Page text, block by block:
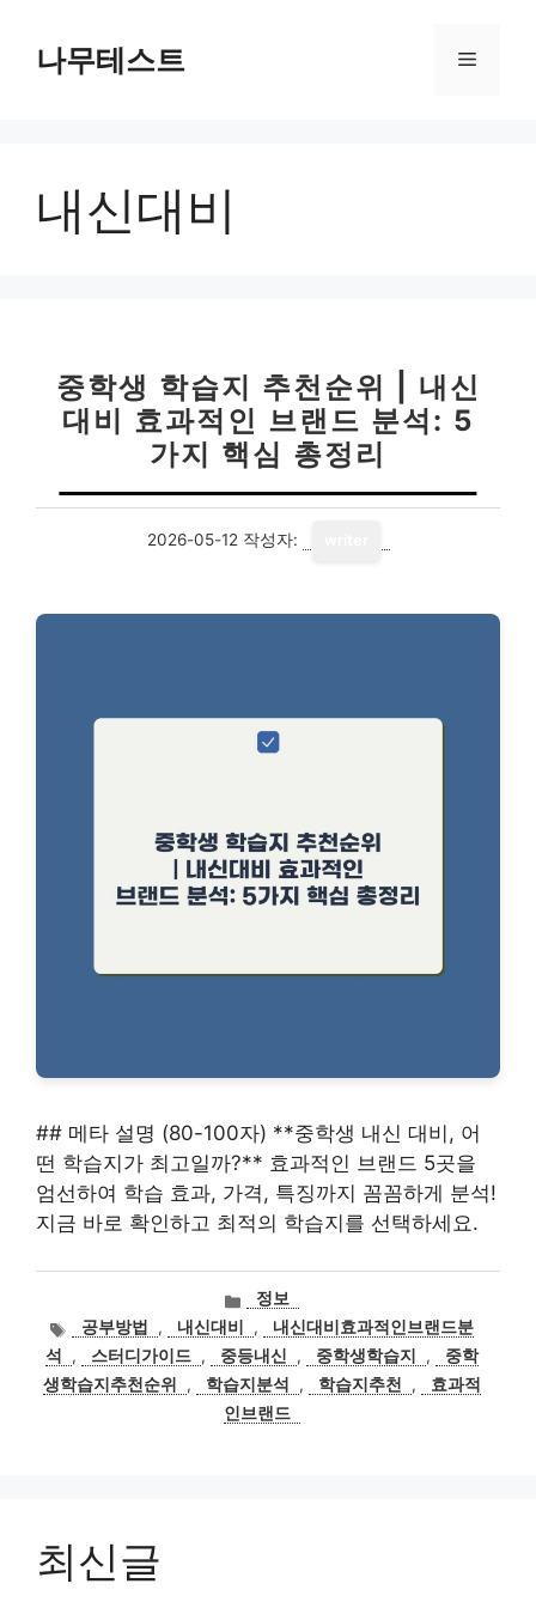
나무테스트 메
내신대비
중학생 학습지 추천순위 | 내신
대비 효과적인 브랜드 분석: 5
가지 핵심 총정리
2026-05-12 작성자:
## 메타 설명 (80-100자) **중학생 내신 대비, 어
떤 학습지가 최고일까?** 효과적인 브랜드 5곳을
엄선하여 학습 효과, 가격, 특징까지 꼼꼼하게 분석!
지금 바로 확인하고 최적의 학습지를 선택하세요.
카
고
리
정보
태공부방법 , 내신대비 ,
내신대비효과적인브랜드분
석
, 스터디가이드 , 중등내신 , 중학생학습지 ,
중학
생학습지추천순위
, 학습지분석 , 학습지추천 ,
효과적
인브랜드
최신글